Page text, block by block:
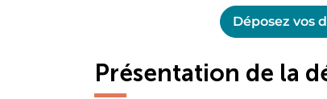
Déposez vos
Présentation de la